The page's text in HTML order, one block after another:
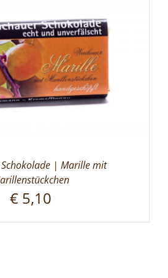
| Marille mit
€ 5,10